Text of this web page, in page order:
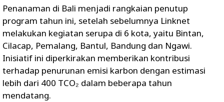
Penanaman di Bali menjadi rangkaian penutup
program tahun ini, setelah sebelumnya Linknet
melakukan kegiatan serupa di 6 kota, yaitu Bintan,
Cilacap, Pemalang, Bantul, Bandung dan Ngawi.
Inisiatif ini diperkirakan memberikan kontribusi
terhadap penurunan emisi karbon dengan estimasi
lebih dari 400 TCO₂ dalam beberapa tahun
mendatang.